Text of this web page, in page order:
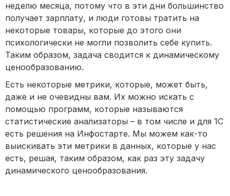
неделю месяца, потому что в эти дни большинство
получает зарплату, и люди готовы тратить на
некоторые товары, которые до этого они
психологически не могли позволить себе купить.
Таким образом, задача сводится к динамическому
ценообразованию.
Есть некоторые метрики, которые, может быть,
даже и не очевидны вам. Их можно искать с
помощью программ, которые называются
статистические анализаторы – в том числе и для 1С
есть решения на Инфостарте. Мы можем как-то
выискивать эти метрики в данных, которые у нас
есть, решая, таким образом, как раз эту задачу
динамического ценообразования.